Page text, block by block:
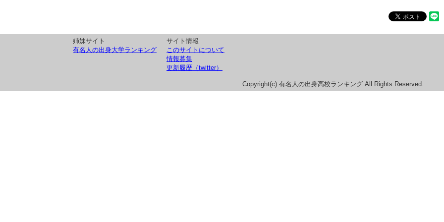
姉妹サイト
有名人の出身大学ランキング
サイト情報
このサイトについて
情報募集
更新履歴（twitter）
Copyright(c) 有名人の出身高校ランキング All Rights Reserved.